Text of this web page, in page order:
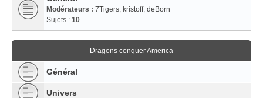
Modérateurs : 7Tigers, kristoff, deBorn
Sujets : 10
Dragons conquer America
Général
Univers